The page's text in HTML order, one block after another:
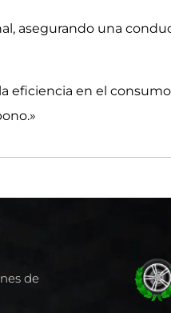
asegurando una
eficiencia en el
de